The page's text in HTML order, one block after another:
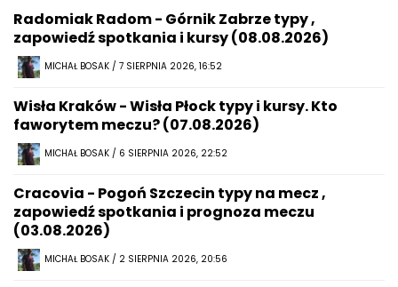
Radomiak Radom - Górnik Zabrze typy ,
zapowiedź spotkania i kursy (08.08.2026)
MICHAŁ BOSAK / 7 SIERPNIA 2026, 16:52
Wisła Kraków - Wisła Płock typy i kursy. Kto
faworytem meczu? (07.08.2026)
MICHAŁ BOSAK / 6 SIERPNIA 2026, 22:52
Cracovia - Pogoń Szczecin typy na mecz ,
zapowiedź spotkania i prognoza meczu
(03.08.2026)
MICHAŁ BOSAK / 2 SIERPNIA 2026, 20:56